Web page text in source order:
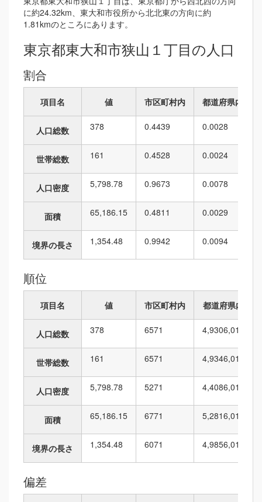
に約24.32km、東大和市役所から北北東の方向に約
1.81kmのところにあります。
東京都東大和市狭山１丁目の人口
割合
項目名 値 市区町村内 都道府県内
人口総数 378 0.4439 0.0028
世帯総数 161 0.4528 0.0024
人口密度 5,798.78 0.9673 0.0078
面積 65,186.15 0.4811 0.0029
境界の長さ 1,354.48 0.9942 0.0094
順位
項目名 値 市区町村内 都道府県内
人口総数 378 6571 4,9306,010
世帯総数 161 6571 4,9346,010
人口密度 5,798.78 5271 4,4086,010
面積 65,186.15 6771 5,2816,010
境界の長さ 1,354.48 6071 4,9856,010
偏差